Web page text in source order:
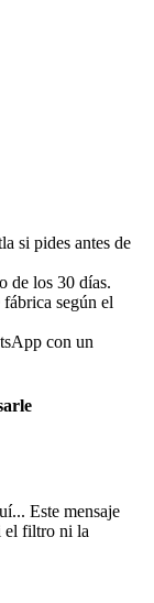
si pides antes de
de los 30 días.
según el
con un
Este mensaje
el filtro ni la